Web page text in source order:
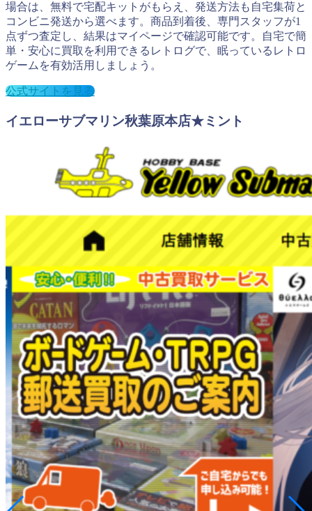
場合は、無料で宅配キットがもらえ、発送方法も自宅集荷と
コンビニ発送から選べます。商品到着後、専門スタッフが1
点ずつ査定し、結果はマイページで確認可能です。自宅で簡
単・安心に買取を利用できるレトログで、眠っているレトロ
ゲームを有効活用しましょう。
公式サイトを見る
イエローサブマリン秋葉原本店★ミント